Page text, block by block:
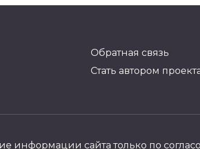
Обратная связь
Стать автором
информации сайта только по